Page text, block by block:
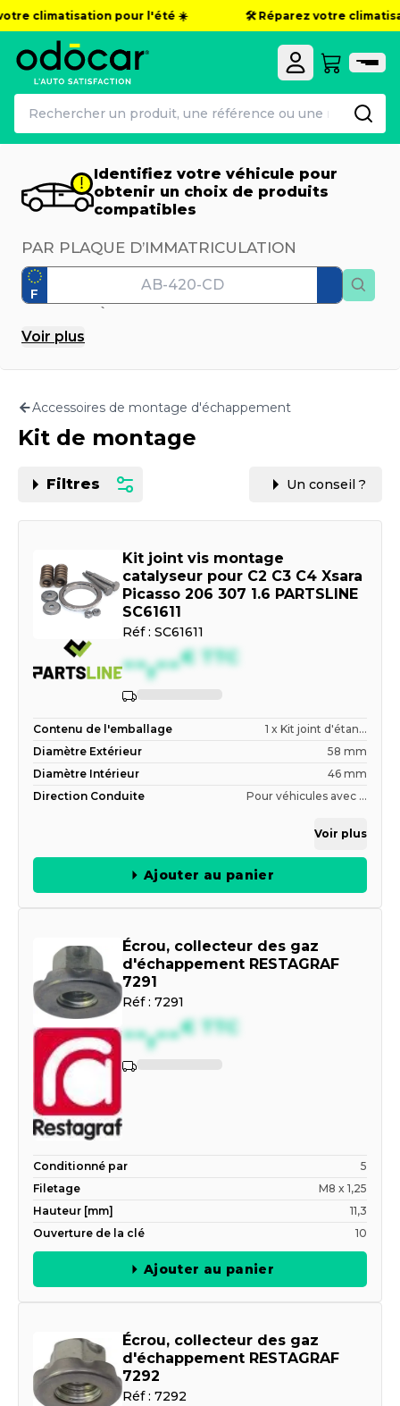
climatisation pour l'été ☀️ 🛠️ Réparez votre
Identifiez votre véhicule pour
obtenir un choix de produits
compatibles
PAR PLAQUE D’IMMATRICULATION
F
Motorisation
Voir plus
Accessoires de montage d'échappement
Kit de montage
Filtres Un conseil ?
Kit joint vis montage
catalyseur pour C2 C3 C4 Xsara
Picasso 206 307 1.6 PARTSLINE
SC61611
Réf : SC61611
--,--€ TTC
Contenu de l'emballage
1 x Kit joint d'étan...
Diamètre Extérieur
58 mm
Diamètre Intérieur
46 mm
Direction Conduite
Pour véhicules avec ...
Voir plus
Ajouter au panier
Écrou, collecteur des gaz
d'échappement RESTAGRAF
7291
Réf : 7291
--,--€ TTC
Conditionné par
5
Filetage
M8 x 1,25
Hauteur [mm]
11,3
Ouverture de la clé
10
Ajouter au panier
Écrou, collecteur des gaz
d'échappement RESTAGRAF
7292
Réf : 7292